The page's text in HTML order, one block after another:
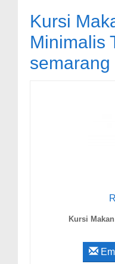
Kursi
Minimalis
semarang
Kursi